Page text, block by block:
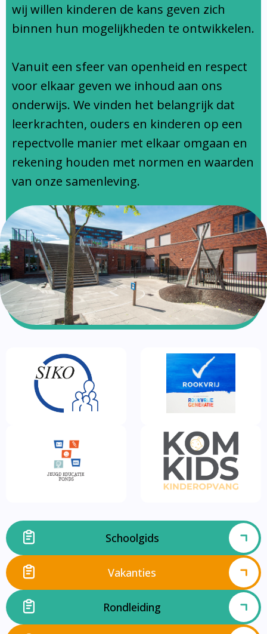
Ondersteuningsprofiel
wij willen kinderen de kans geven zich
binnen hun mogelijkheden te ontwikkelen.
Vanuit een sfeer van openheid en respect
voor elkaar geven we inhoud aan ons
onderwijs. We vinden het belangrijk dat
leerkrachten, ouders en kinderen op een
repectvolle manier met elkaar omgaan en
rekening houden met normen en waarden
van onze samenleving.
Schoolgids
Vakanties
Rondleiding